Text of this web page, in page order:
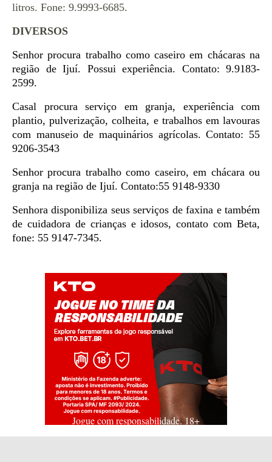
litros. Fone: 9.9993-6685.
DIVERSOS
Senhor procura trabalho como caseiro em chácaras na
região de Ijuí. Possui experiência. Contato: 9.9183-
2599.
Casal procura serviço em granja, experiência com
plantio, pulverização, colheita, e trabalhos em lavouras
com manuseio de maquinários agrícolas. Contato: 55
9206-3543
Senhor procura trabalho como caseiro, em chácara ou
granja na região de Ijuí. Contato:55 9148-9330
Senhora disponibiliza seus serviços de faxina e também
de cuidadora de crianças e idosos, contato com Beta,
fone: 55 9147-7345.
Jogue com responsabilidade. 18+